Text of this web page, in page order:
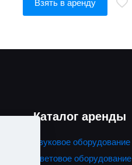
Взять в аренду
Каталог аренды
Звуковое оборудование
Световое оборудование